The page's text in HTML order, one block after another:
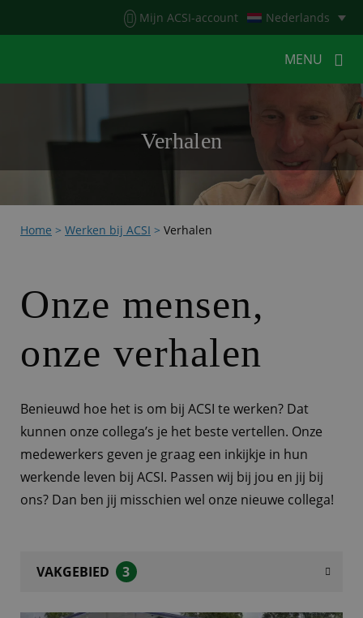
Mijn ACSI-account Nederlands
MENU
HOME
VOOR KAMPEERDERS
VOOR CAMPINGSKAMPEERNIEUWS
Verhalen
Home > Werken bij ACSI > Verhalen
Onze mensen,
onze verhalen
Benieuwd hoe het is om bij ACSI te werken? Dat
kunnen onze collega’s je het beste vertellen. Onze
medewerkers geven je graag een inkijkje in hun
werkende leven bij ACSI. Passen wij bij jou en jij bij
ons? Dan ben jij misschien wel onze nieuwe collega!
VAKGEBIED 3